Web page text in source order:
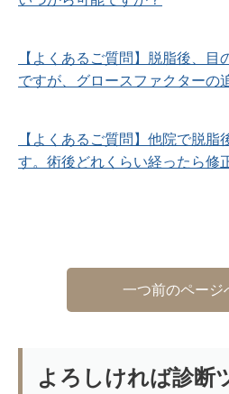
【よくあるご質問】脱脂後、目
ですが、グロースファクターの
【よくあるご質問】他院で脱脂
す。術後どれくらい経ったら修
一つ前のペー
よろしければ診断